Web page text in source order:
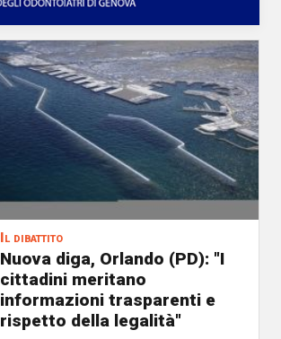
Il dibattito
Nuova diga, Orlando (PD): "I
cittadini meritano
informazioni trasparenti e
rispetto della legalità"